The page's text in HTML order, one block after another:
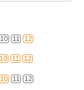
10 11 12
10 11 12
10 11 12